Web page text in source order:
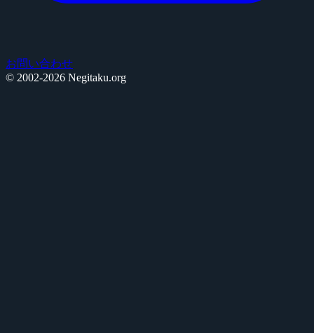
お問い合わせ
© 2002-2026 Negitaku.org